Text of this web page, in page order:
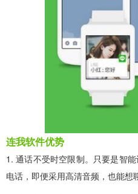
连我软件优势
1. 通话不受时空限制。只要是智
电话，即便采用高清音频，也能想